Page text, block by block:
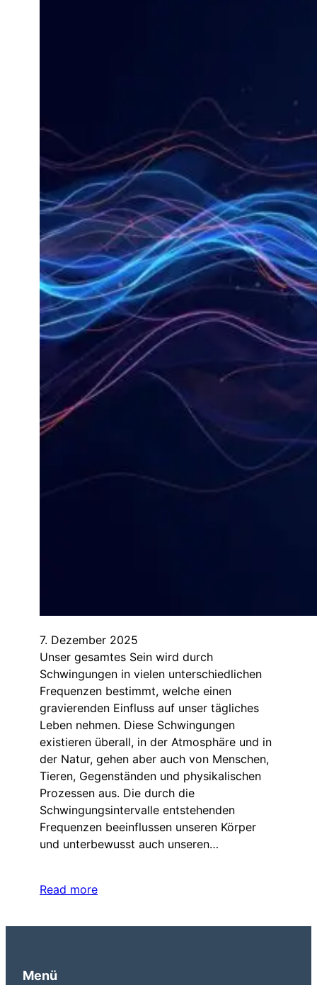
7. Dezember 2025
Unser gesamtes Sein wird durch
Schwingungen in vielen unterschiedlichen
Frequenzen bestimmt, welche einen
gravierenden Einfluss auf unser tägliches
Leben nehmen. Diese Schwingungen
existieren überall, in der Atmosphäre und in
der Natur, gehen aber auch von Menschen,
Tieren, Gegenständen und physikalischen
Prozessen aus. Die durch die
Schwingungsintervalle entstehenden
Frequenzen beeinflussen unseren Körper
und unterbewusst auch unseren…
Read more
Menü